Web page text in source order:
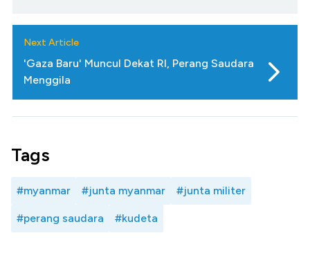
Next Article
'Gaza Baru' Muncul Dekat RI, Perang Saudara
Menggila
Tags
#myanmar #junta myanmar #junta militer
#perang saudara #kudeta